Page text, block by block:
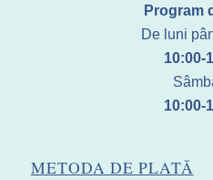
Program
De luni
10:00-
10:00-
METODA DE PLATĂ